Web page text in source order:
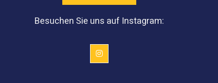
Besuchen Sie uns auf Instagram: